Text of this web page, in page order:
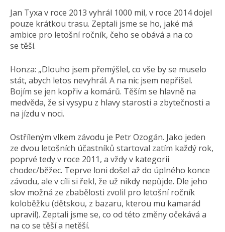
Jan Tyxa v roce 2013 vyhrál 1000 mil, v roce 2014 dojel
pouze krátkou trasu. Zeptali jsme se ho, jaké má
ambice pro letošní ročník, čeho se obává a na co
se těší.
Honza: „Dlouho jsem přemýšlel, co vše by se muselo
stát, abych letos nevyhrál. A na nic jsem nepřišel.
Bojím se jen kopřiv a komárů. Těším se hlavně na
medvěda, že si vysypu z hlavy starosti a zbytečnosti a
na jízdu v noci.
Ostříleným vlkem závodu je Petr Ozogán. Jako jeden
ze dvou letošních účastníků startoval zatím každý rok,
poprvé tedy v roce 2011, a vždy v kategorii
chodec/běžec. Teprve loni došel až do úplného konce
závodu, ale v cíli si řekl, že už nikdy nepůjde. Dle jeho
slov možná ze zbabělosti zvolil pro letošní ročník
koloběžku (dětskou, z bazaru, kterou mu kamarád
upravil). Zeptali jsme se, co od této změny očekává a
na co se těší a netěší.